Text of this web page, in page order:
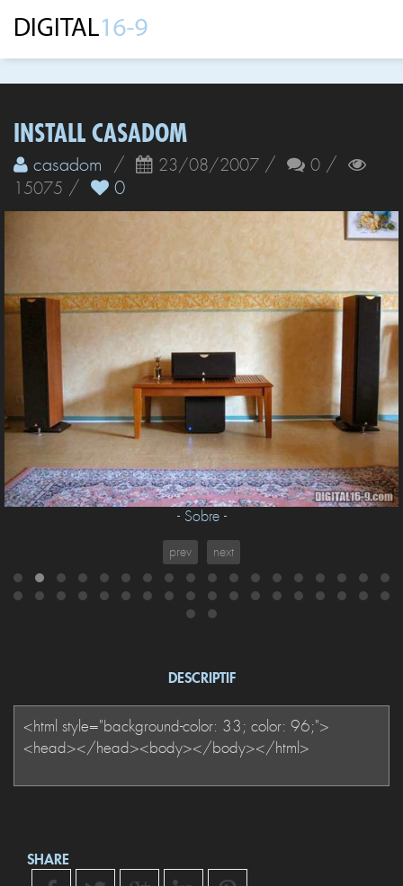
INSTALL CASADOM
casadom / 23/08/2007 / 0 /
15075 / 0
- Sobre -
prev next
DESCRIPTIF
SHARE